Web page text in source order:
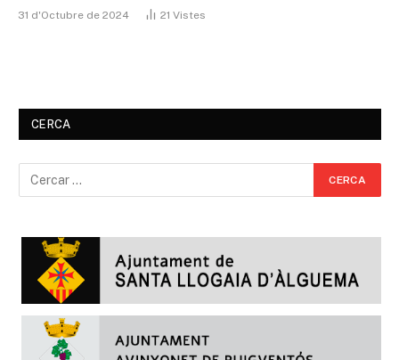
31 d'Octubre de 2024 21 Vistes
CERCA